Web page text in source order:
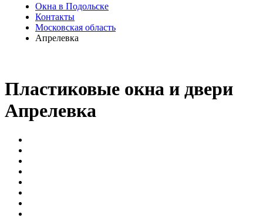
Окна в Подольске
Контакты
Московская область
Апрелевка
Пластиковые окна и двери
Апрелевка